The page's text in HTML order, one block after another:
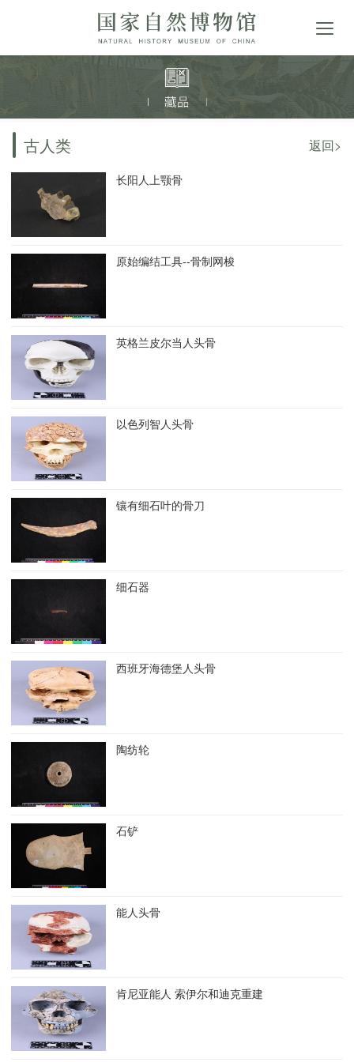
古人类 返回>
长阳人上颚骨
原始编结工具--骨制网梭
英格兰皮尔当人头骨
以色列智人头骨
镶有细石叶的骨刀
细石器
西班牙海德堡人头骨
陶纺轮
石铲
能人头骨
肯尼亚能人 索伊尔和迪克重建